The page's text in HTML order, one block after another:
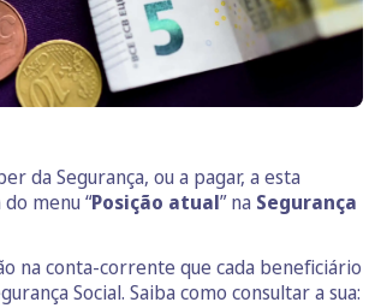
da Segurança, ou a pagar, a esta
menu “Posição atual” na Segurança
na conta-corrente que cada beneficiário
Social. Saiba como consultar a sua: